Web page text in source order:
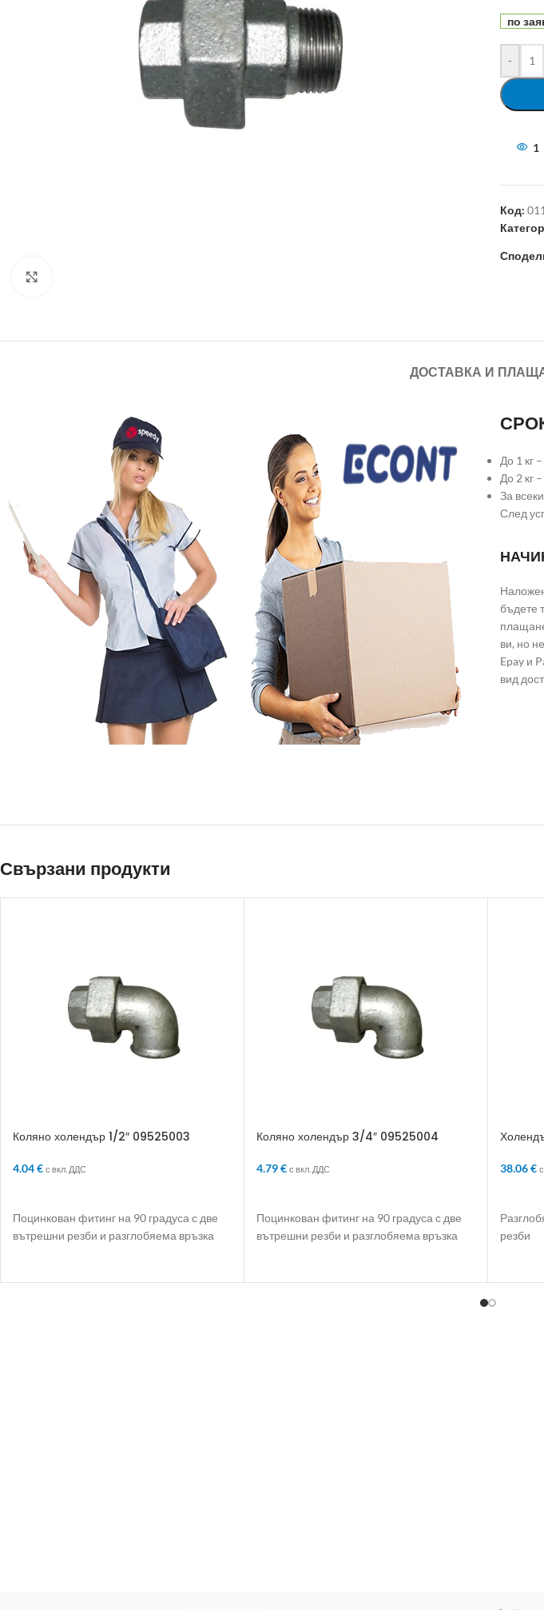
по
-
1
Код:
ДОСТАВКА И
До 1 кг
До 2 кг
За
След
бъдете
ви, но
Epay и
вид
Свързани продукти
Коляно холендър 1/2″ 09525003
4.04€ с вкл. ДДС
Поцинкован фитинг на 90 градуса с две
вътрешни резби и разглобяема връзка
Коляно холендър 3/4″ 09525004
4.79€ с вкл. ДДС
Поцинкован фитинг на 90 градуса с две
вътрешни резби и разглобяема връзка
38.06€
резби